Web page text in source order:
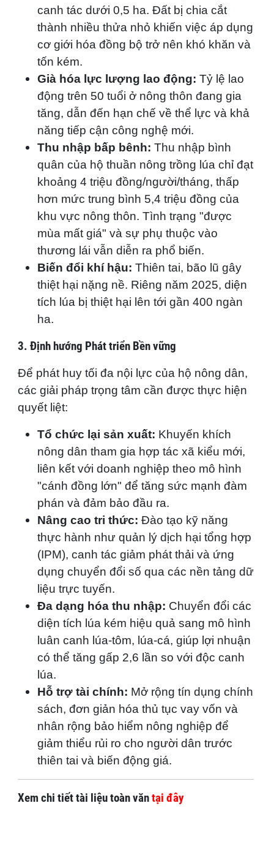
canh tác dưới 0,5 ha. Đất bị chia cắt
thành nhiều thửa nhỏ khiến việc áp dụng
cơ giới hóa đồng bộ trở nên khó khăn và
tốn kém.
Già hóa lực lượng lao động: Tỷ lệ lao
động trên 50 tuổi ở nông thôn đang gia
tăng, dẫn đến hạn chế về thể lực và khả
năng tiếp cận công nghệ mới.
Thu nhập bấp bênh: Thu nhập bình
quân của hộ thuần nông trồng lúa chỉ đạt
khoảng 4 triệu đồng/người/tháng, thấp
hơn mức trung bình 5,4 triệu đồng của
khu vực nông thôn. Tình trạng "được
mùa mất giá" và sự phụ thuộc vào
thương lái vẫn diễn ra phổ biến.
Biến đổi khí hậu: Thiên tai, bão lũ gây
thiệt hại nặng nề. Riêng năm 2025, diện
tích lúa bị thiệt hại lên tới gần 400 ngàn
ha.
3. Định hướng Phát triển Bền vững
Để phát huy tối đa nội lực của hộ nông dân,
các giải pháp trọng tâm cần được thực hiện
quyết liệt:
Tổ chức lại sản xuất: Khuyến khích
nông dân tham gia hợp tác xã kiểu mới,
liên kết với doanh nghiệp theo mô hình
"cánh đồng lớn" để tăng sức mạnh đàm
phán và đảm bảo đầu ra.
Nâng cao tri thức: Đào tạo kỹ năng
thực hành như quản lý dịch hại tổng hợp
(IPM), canh tác giảm phát thải và ứng
dụng chuyển đổi số qua các nền tảng dữ
liệu trực tuyến.
Đa dạng hóa thu nhập: Chuyển đổi các
diện tích lúa kém hiệu quả sang mô hình
luân canh lúa-tôm, lúa-cá, giúp lợi nhuận
có thể tăng gấp 2,6 lần so với độc canh
lúa.
Hỗ trợ tài chính: Mở rộng tín dụng chính
sách, đơn giản hóa thủ tục vay vốn và
nhân rộng bảo hiểm nông nghiệp để
giảm thiểu rủi ro cho người dân trước
thiên tai và biến động giá.
Xem chi tiết tài liệu toàn văntại đây